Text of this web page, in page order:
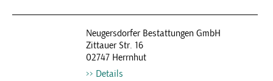
Neugersdorfer Bestattungen GmbH
Zittauer Str. 16
02747 Herrnhut
Details